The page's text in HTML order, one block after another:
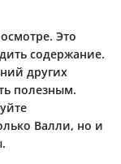
Это
содержание.
других
полезным.
Валли, но и